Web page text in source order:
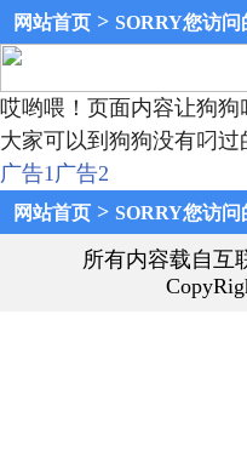
网站首页 > SORRY您访问
哎哟喂！页面内容让狗狗
大家可以到狗狗没有叼过
广告1广告2
网站首页 > SORRY您访问
所有内容载自互